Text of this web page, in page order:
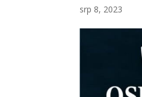
srp 8, 2023